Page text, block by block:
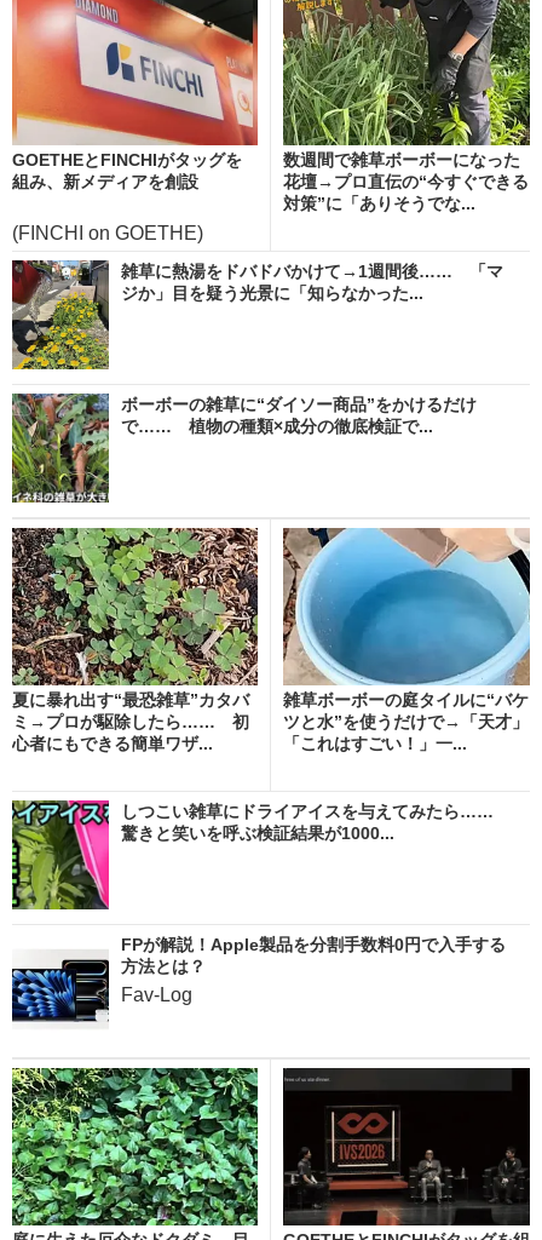
GOETHEとFINCHIがタッグを
組み、新メディアを創設
(FINCHI on GOETHE)
数週間で雑草ボーボーになった
花壇→プロ直伝の“今すぐできる
対策”に「ありそうでな...
雑草に熱湯をドバドバかけて→1週間後…… 「マ
ジか」目を疑う光景に「知らなかった...
ボーボーの雑草に“ダイソー商品”をかけるだけ
で…… 植物の種類×成分の徹底検証で...
夏に暴れ出す“最恐雑草”カタバ
ミ→プロが駆除したら…… 初
心者にもできる簡単ワザ...
雑草ボーボーの庭タイルに“バケ
ツと水”を使うだけで→「天才」
「これはすごい！」一...
しつこい雑草にドライアイスを与えてみたら……
驚きと笑いを呼ぶ検証結果が1000...
FPが解説！Apple製品を分割手数料0円で入手する
方法とは？
Fav-Log